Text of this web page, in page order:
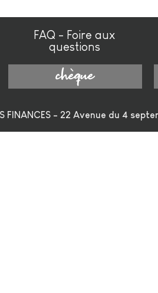
FAQ - Foire aux
questions
chèque
FINANCES - 22 Avenue du 4